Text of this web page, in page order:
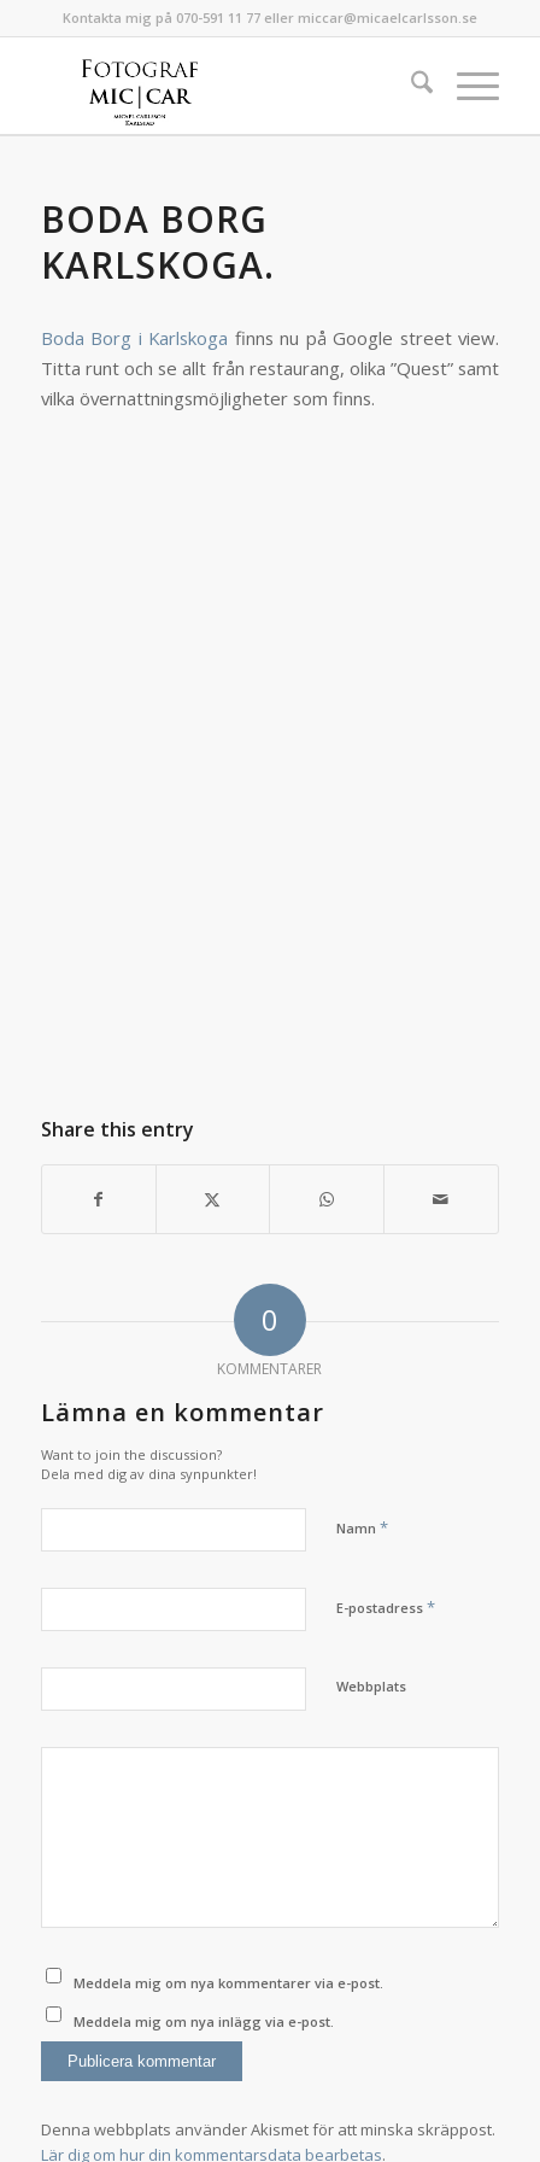
Kontakta mig på 070-591 11 77 eller miccar@micaelcarlsson.se
BODA BORG
KARLSKOGA.
Boda Borg i Karlskoga finns nu på Google street view.
Titta runt och se allt från restaurang, olika ”Quest” samt
vilka övernattningsmöjligheter som finns.
Share this entry
0
KOMMENTARER
Lämna en kommentar
Want to join the discussion?
Dela med dig av dina synpunkter!
Namn *
E-postadress *
Webbplats
Meddela mig om nya kommentarer via e-post.
Meddela mig om nya inlägg via e-post.
Denna webbplats använder Akismet för att minska skräppost.
Lär dig om hur din kommentarsdata bearbetas.